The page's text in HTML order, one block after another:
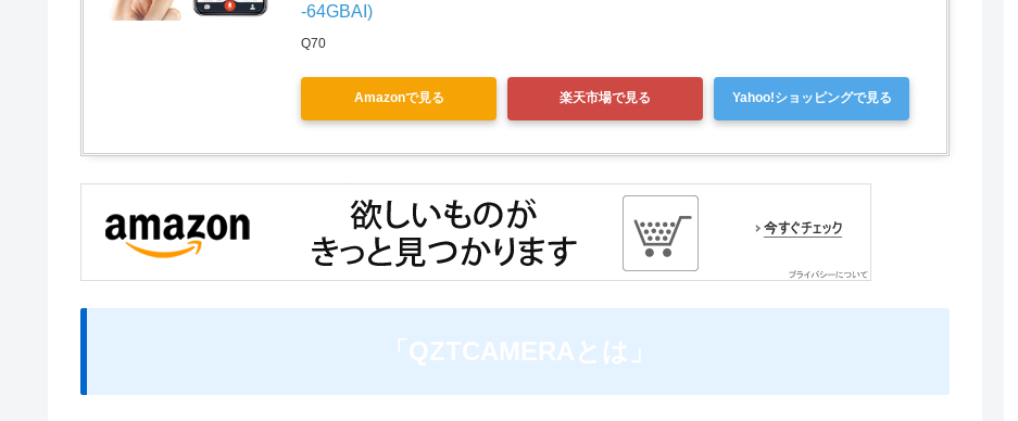
-64GBAI)
Q70
Amazonで見る 楽天市場で見る Yahoo!ショッピングで見る
「QZTCAMERAとは」